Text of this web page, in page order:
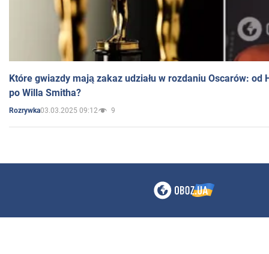
Które gwiazdy mają zakaz udziału w rozdaniu Oscarów: od
po Willa Smitha?
Rozrywka03.03.2025 09:12 9